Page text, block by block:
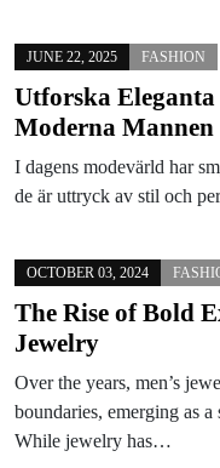
JUNE 22, 2025 FASHION
Utforska
Moderna Mannen
I dagens modevärld har
de är uttryck av stil och
OCTOBER 03, 2024
The Rise of Bold
Jewelry
Over the years, men’s
boundaries, emerging as
While jewelry has…